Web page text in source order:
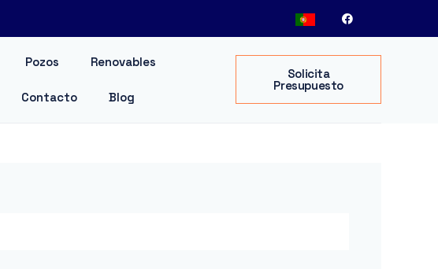
Pozos Renovables
Contacto Blog
Solicita
Presupuesto